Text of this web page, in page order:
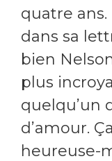
quatre ans.
dans sa
bien
plus
quelqu’un
d’amour.
heureuse-